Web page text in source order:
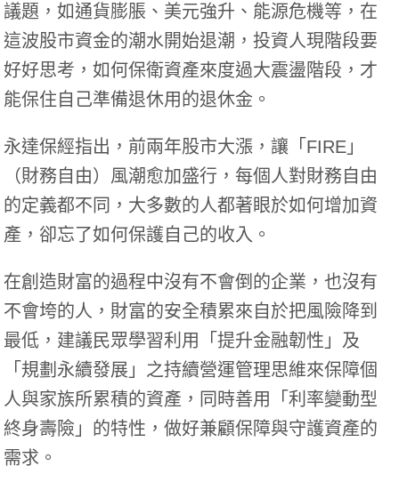
議題，如通貨膨脹、美元強升、能源危機等，在
這波股市資金的潮水開始退潮，投資人現階段要
好好思考，如何保衛資產來度過大震盪階段，才
能保住自己準備退休用的退休金。
永達保經指出，前兩年股市大漲，讓「FIRE」
（財務自由）風潮愈加盛行，每個人對財務自由
的定義都不同，大多數的人都著眼於如何增加資
產，卻忘了如何保護自己的收入。
在創造財富的過程中沒有不會倒的企業，也沒有
不會垮的人，財富的安全積累來自於把風險降到
最低，建議民眾學習利用「提升金融韌性」及
「規劃永續發展」之持續營運管理思維來保障個
人與家族所累積的資產，同時善用「利率變動型
終身壽險」的特性，做好兼顧保障與守護資產的
需求。